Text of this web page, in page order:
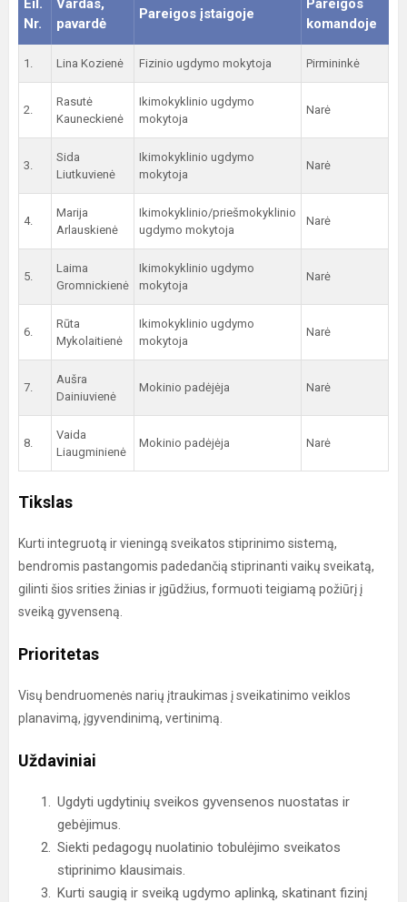
Eil.
Nr.
Vardas,
pavardė
Pareigos įstaigoje
Pareigos
komandoje
1. Lina Kozienė Fizinio ugdymo mokytoja Pirmininkė
2.
Rasutė
Kauneckienė
Ikimokyklinio ugdymo
mokytoja
Narė
3.
Sida
Liutkuvienė
Ikimokyklinio ugdymo
mokytoja
Narė
4.
Marija
Arlauskienė
Ikimokyklinio/priešmokyklinio
ugdymo mokytoja
Narė
5.
Laima
Gromnickienė
Ikimokyklinio ugdymo
mokytoja
Narė
6.
Rūta
Mykolaitienė
Ikimokyklinio ugdymo
mokytoja
Narė
7.
Aušra
Dainiuvienė
Mokinio padėjėja Narė
8.
Vaida
Liaugminienė
Mokinio padėjėja Narė
Tikslas
Kurti integruotą ir vieningą sveikatos stiprinimo sistemą,
bendromis pastangomis padedančią stiprinanti vaikų sveikatą,
gilinti šios srities žinias ir įgūdžius, formuoti teigiamą požiūrį į
sveiką gyvenseną.
Prioritetas
Visų bendruomenės narių įtraukimas į sveikatinimo veiklos
planavimą, įgyvendinimą, vertinimą.
Uždaviniai
Ugdyti ugdytinių sveikos gyvensenos nuostatas ir
gebėjimus.
Siekti pedagogų nuolatinio tobulėjimo sveikatos
stiprinimo klausimais.
Kurti saugią ir sveiką ugdymo aplinką, skatinant fizinį